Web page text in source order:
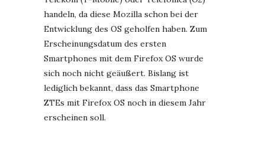
handeln, da diese Mozilla schon bei der
Entwicklung des OS geholfen haben. Zum
Erscheinungsdatum des ersten
Smartphones mit dem Firefox OS wurde
sich noch nicht geäußert. Bislang ist
lediglich bekannt, dass das Smartphone
ZTEs mit Firefox OS noch in diesem Jahr
erscheinen soll.